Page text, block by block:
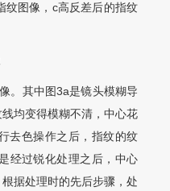
纹图像，c高反差后的指纹
。其中 图3a是镜头模糊导
均变得模糊不清，中心花
去色操作之后，指纹的纹
经过锐化处理之后，中心
据处理时的先后步骤，处